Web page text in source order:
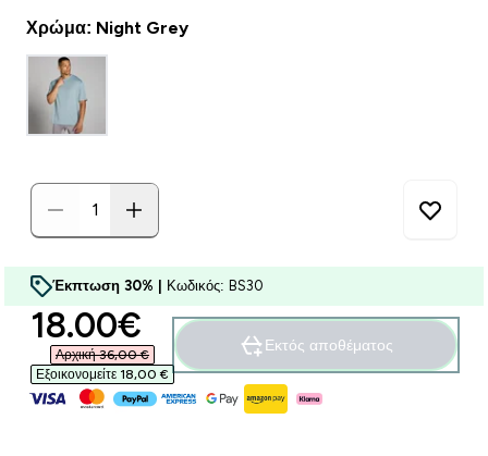
Χρώμα: Night Grey
Έκπτωση 30% | Κωδικός: BS30
discounted price
18.00€‎
Αρχική 36,00 €‎
Εξοικονομείτε 18,00 €‎
Εκτός αποθέματος